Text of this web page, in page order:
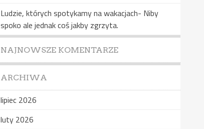
Ludzie, których spotykamy na wakacjach- Niby
spoko ale jednak coś jakby zgrzyta.
NAJNOWSZE KOMENTARZE
ARCHIWA
lipiec 2026
luty 2026